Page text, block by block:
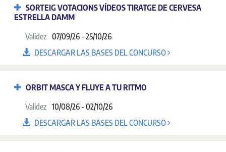
SORTEIG VOTACIONS VÍDEOS TIRATGE DE CERVESA
ESTRELLA DAMM
Validez 07/09/26 - 25/10/26
DESCARGAR LAS BASES DEL CONCURSO
ORBIT MASCA Y FLUYE A TU RITMO
Validez 10/08/26 - 02/10/26
DESCARGAR LAS BASES DEL CONCURSO